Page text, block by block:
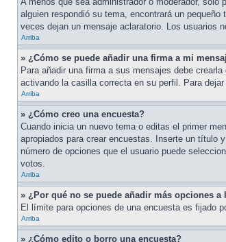
alguien respondió su tema, encontrará un
veces dejan un mensaje aclaratorio. Los usuarios
Arriba
» ¿Cómo se puede añadir una firma a mi
Para añadir una firma a sus mensajes debe
activando la casilla correcta en su perfil. Para
Arriba
» ¿Cómo creo una encuesta?
Cuando inicia un nuevo tema o editas el primer
apropiados para crear encuestas. Inserte un título
número de opciones que el usuario puede
votos.
Arriba
» ¿Por qué no se puede añadir más opciones a
El límite para opciones de una encuesta es fijado
Arriba
» ¿Cómo edito o borro una encuesta?